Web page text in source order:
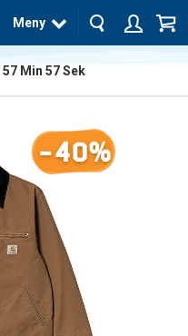
Meny
57 Min 57Sek
-40%